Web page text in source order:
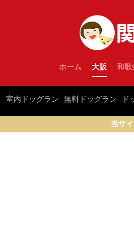
ホーム 大阪 和歌
室内ドッグラン 無料ドッグラン ド
当サイトはプロモ